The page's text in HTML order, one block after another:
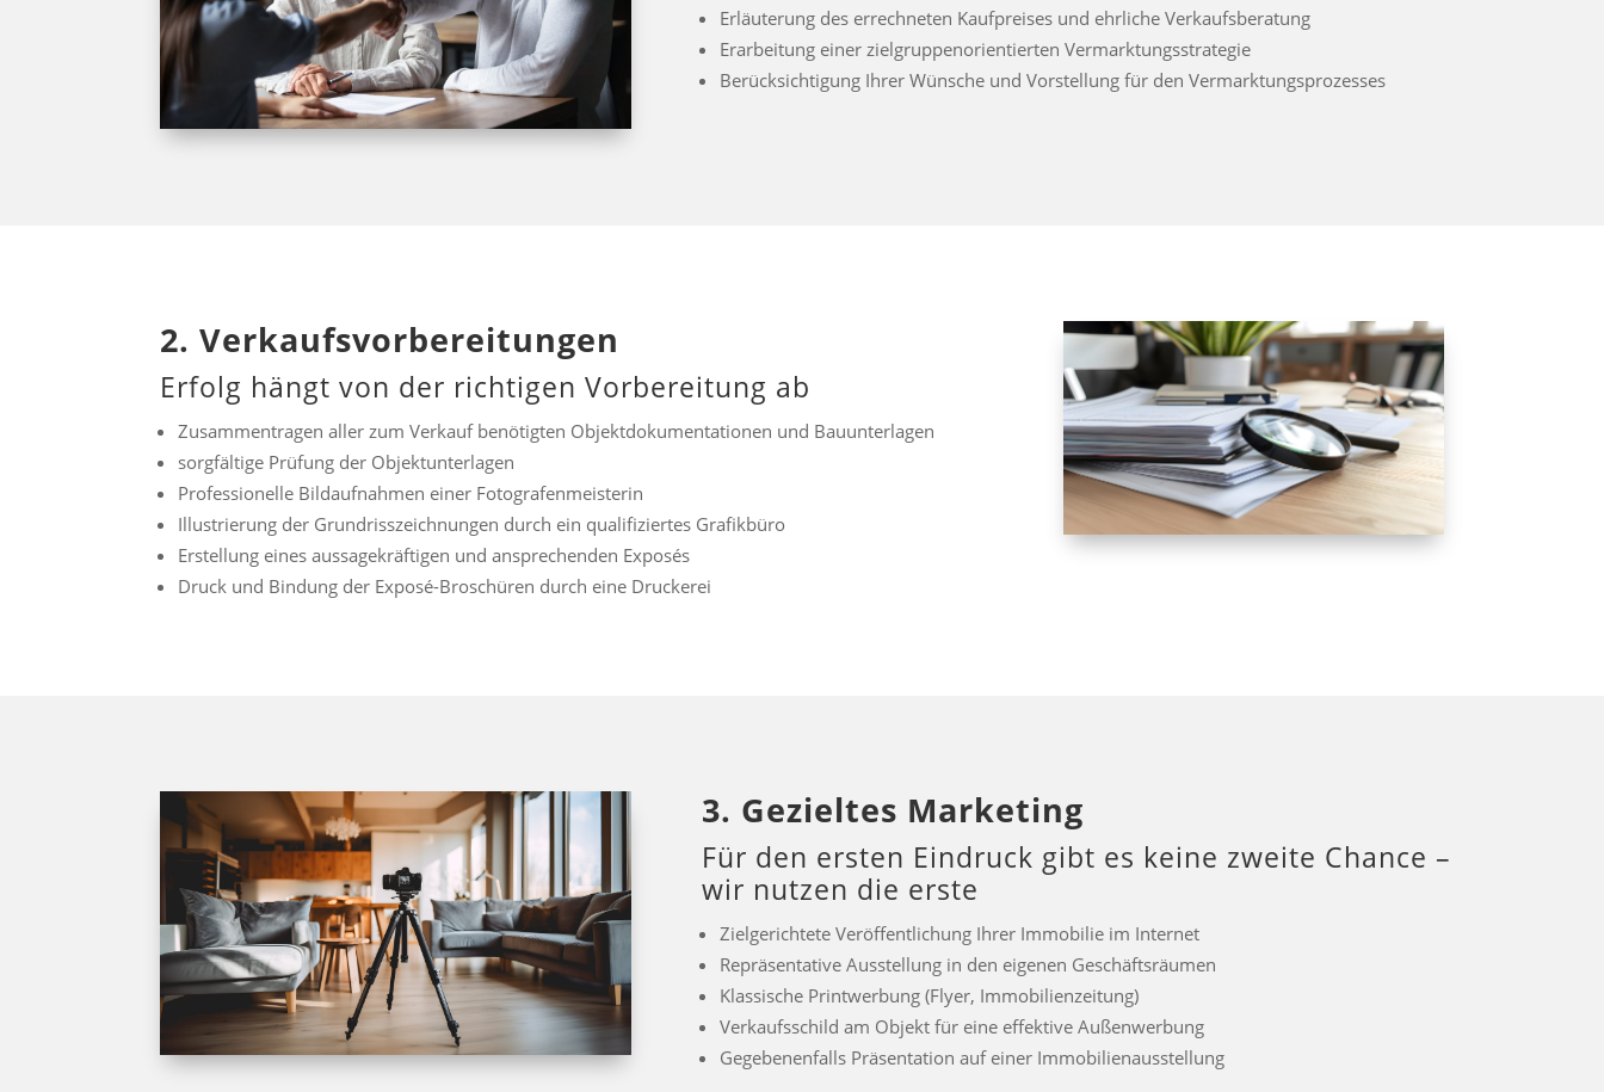
Erläuterung des errechneten Kaufpreises und ehrliche Verkaufsberatung
Erarbeitung einer zielgruppenorientierten Vermarktungsstrategie
Berücksichtigung Ihrer Wünsche und Vorstellung für den Vermarktungsprozesses
2. Verkaufsvorbereitungen
Erfolg hängt von der richtigen Vorbereitung ab
Zusammentragen aller zum Verkauf benötigten Objektdokumentationen und Bauunterlagen
sorgfältige Prüfung der Objektunterlagen
Professionelle Bildaufnahmen einer Fotografenmeisterin
Illustrierung der Grundrisszeichnungen durch ein qualifiziertes Grafikbüro
Erstellung eines aussagekräftigen und ansprechenden Exposés
Druck und Bindung der Exposé-Broschüren durch eine Druckerei
3. Gezieltes Marketing
Für den ersten Eindruck gibt es keine zweite Chance –
wir nutzen die erste
Zielgerichtete Veröffentlichung Ihrer Immobilie im Internet
Repräsentative Ausstellung in den eigenen Geschäftsräumen
Klassische Printwerbung (Flyer, Immobilienzeitung)
Verkaufsschild am Objekt für eine effektive Außenwerbung
Gegebenenfalls Präsentation auf einer Immobilienausstellung